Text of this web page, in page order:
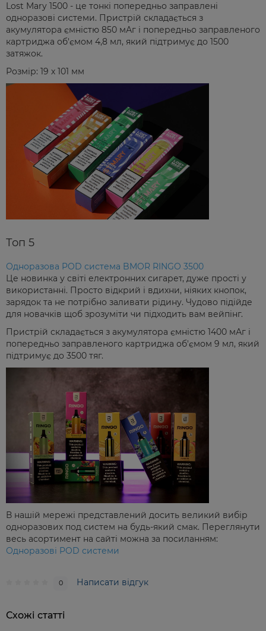
Lost Mary 1500 - це тонкі попередньо заправлені
одноразові системи. Пристрій складається з
акумулятора ємністю 850 мАг і попередньо заправленого
картриджа об'ємом 4,8 мл, який підтримує до 1500
затяжок.
Розмір: 19 х 101 мм
Топ 5
Одноразова POD система BMOR RINGO 3500
Це новинка у світі електронних сигарет, дуже прості у
використанні. Просто відкрий і вдихни, ніяких кнопок,
зарядок та не потрібно заливати рідину. Чудово підійде
для новачків щоб зрозуміти чи підходить вам вейпінг.
Пристрій складається з акумулятора ємністю 1400 мАг і
попередньо заправленого картриджа об'ємом 9 мл, який
підтримує до 3500 тяг.
В нашій мережі представлений досить великий вибір
одноразових под систем на будь-який смак. Переглянути
весь асортимент на сайті можна за посиланням:
Одноразові POD системи
0 Написати відгук
Схожі статті